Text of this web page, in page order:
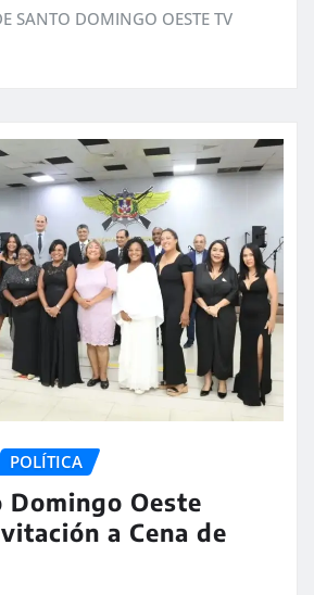
SANTO DOMINGO OESTE TV
POLÍTICA
Domingo Oeste
a Cena de